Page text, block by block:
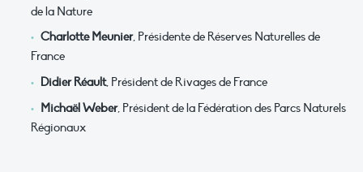
de la Nature
Charlotte Meunier, Présidente de Réserves Naturelles de
France
Didier Réault, Président de Rivages de France
Michaël Weber, Président de la Fédération des Parcs Naturels
Régionaux